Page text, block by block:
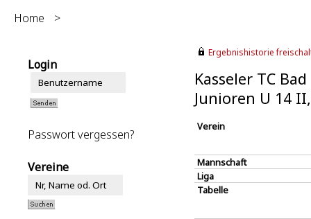
Home >
Login
Passwort vergessen?
Vereine
Ergebnishistorie
Kasseler TC
Junioren U 14
Verein
Mannschaft
Liga
Tabelle